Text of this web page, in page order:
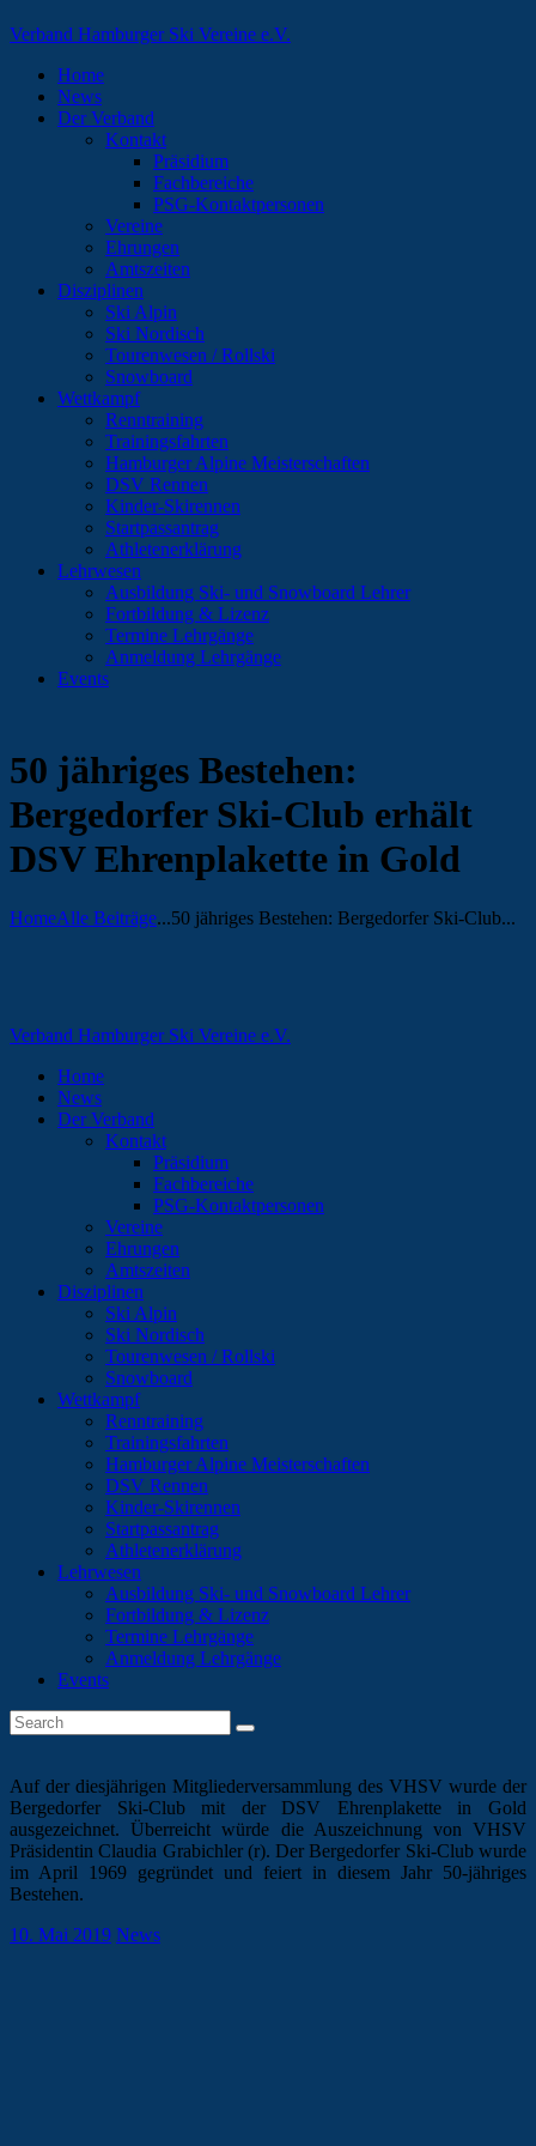
Verband Hamburger Ski Vereine e.V.
Home
News
Der Verband
Kontakt
Präsidium
Fachbereiche
PSG-Kontaktpersonen
Vereine
Ehrungen
Amtszeiten
Disziplinen
Ski Alpin
Ski Nordisch
Tourenwesen / Rollski
Snowboard
Wettkampf
Renntraining
Trainingsfahrten
Hamburger Alpine Meisterschaften
DSV Rennen
Kinder-Skirennen
Startpassantrag
Athletenerklärung
Lehrwesen
Ausbildung Ski- und Snowboard Lehrer
Fortbildung & Lizenz
Termine Lehrgänge
Anmeldung Lehrgänge
Events
50 jähriges Bestehen:
Bergedorfer Ski-Club erhält
DSV Ehrenplakette in Gold
HomeAlle Beiträge...50 jähriges Bestehen: Bergedorfer Ski-Club...
Verband Hamburger Ski Vereine e.V.
Home
News
Der Verband
Kontakt
Präsidium
Fachbereiche
PSG-Kontaktpersonen
Vereine
Ehrungen
Amtszeiten
Disziplinen
Ski Alpin
Ski Nordisch
Tourenwesen / Rollski
Snowboard
Wettkampf
Renntraining
Trainingsfahrten
Hamburger Alpine Meisterschaften
DSV Rennen
Kinder-Skirennen
Startpassantrag
Athletenerklärung
Lehrwesen
Ausbildung Ski- und Snowboard Lehrer
Fortbildung & Lizenz
Termine Lehrgänge
Anmeldung Lehrgänge
Events
Auf der diesjährigen Mitgliederversammlung des VHSV wurde der
Bergedorfer Ski-Club mit der DSV Ehrenplakette in Gold
ausgezeichnet. Überreicht würde die Auszeichnung von VHSV
Präsidentin Claudia Grabichler (r). Der Bergedorfer Ski-Club wurde
im April 1969 gegründet und feiert in diesem Jahr 50-jähriges
Bestehen.
10. Mai 2019 News